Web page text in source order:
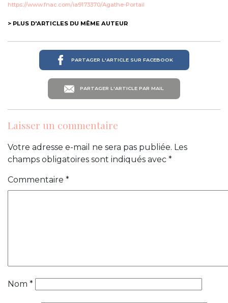
https://www.fnac.com/ia9173370/Agathe-Portail
> PLUS D'ARTICLES DU MÊME AUTEUR
PARTAGER L'ARTICLE SUR FACEBOOK
PARTAGER L'ARTICLE PAR MAIL
Laisser un commentaire
Votre adresse e-mail ne sera pas publiée. Les
champs obligatoires sont indiqués avec *
Commentaire *
Nom *